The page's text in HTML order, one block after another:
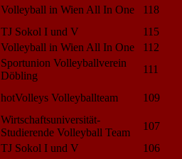
Volleyball in Wien All In One
118
TJ Sokol I und V
115
Volleyball in Wien All In One
112
Sportunion Volleyballverein
Döbling
111
hotVolleys Volleyballteam 109
Wirtschaftsuniversität-
Studierende Volleyball Team
107
TJ Sokol I und V
106